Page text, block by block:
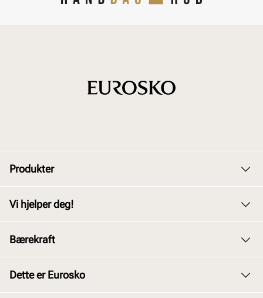
Produkter
Barn
Vi hjelper deg!
Kjøpsbetingelser
Bærekraft
Dette er Eurosko